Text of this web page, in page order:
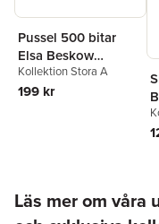
Pussel 500 bitar
Elsa Beskow
Blomsterfesten
Kollektion Stora A
199 kr
Läs mer om våra